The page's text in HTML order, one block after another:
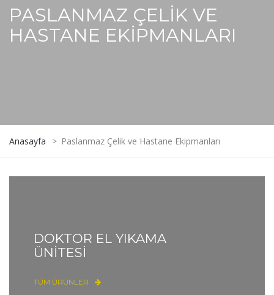
PASLANMAZ ÇELIK VE
HASTANE EKIPMANLARI
Anasayfa > Paslanmaz Çelik ve Hastane Ekipmanları
DOKTOR EL YIKAMA
ÜNİTESİ
TÜM ÜRÜNLER